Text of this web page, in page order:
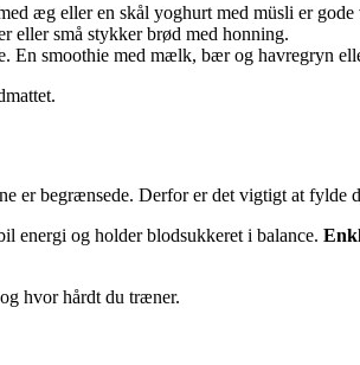
æg eller en skål yoghurt med müsli er gode
eller små stykker brød med honning.
En smoothie med mælk, bær og havregryn
er begrænsede. Derfor er det vigtigt at fylde
energi og holder blodsukkeret i balance.
hvor hårdt du træner.